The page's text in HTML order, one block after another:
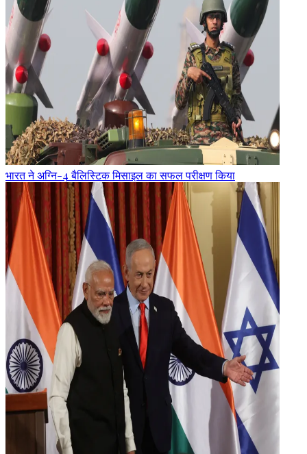
भारत ने अग्नि-4 बैलिस्टिक मिसाइल का सफल परीक्षण किया